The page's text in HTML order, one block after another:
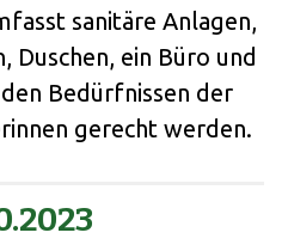
sanitäre Anlagen,
Duschen, ein Büro und
Bedürfnissen der
gerecht werden.